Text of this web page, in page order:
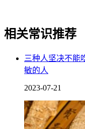
失眠多梦的人也不适
眠多梦的人都属于阴
相关常识推荐
三种人坚决不能
敏的人
2023-07-21